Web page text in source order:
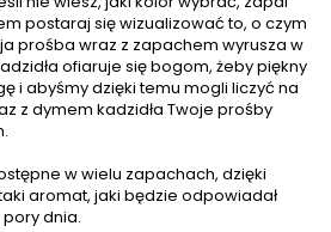
postaraj się wizualizować to, o czym
prośba wraz z zapachem wyrusza w
ofiaruje się bogom, żeby piękny
i abyśmy dzięki temu mogli liczyć na
z dymem kadzidła Twoje prośby
w wielu zapachach, dzięki
aromat, jaki będzie odpowiadał
dnia.